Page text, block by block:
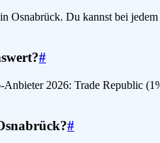
Osnabrück. Du kannst bei
#
2026: Trade Republic
#